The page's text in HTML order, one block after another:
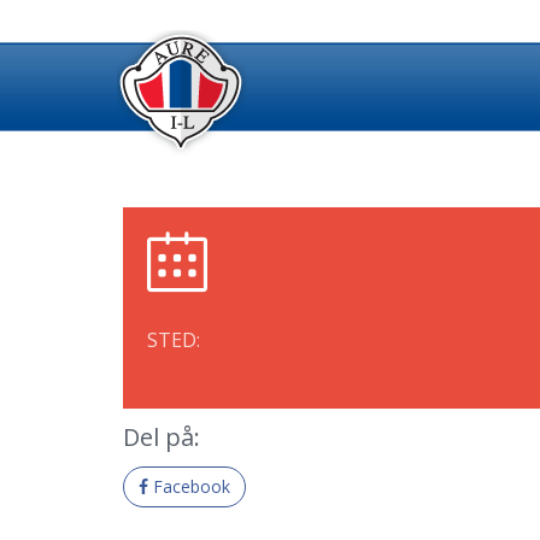
STED:
Del på:
Facebook